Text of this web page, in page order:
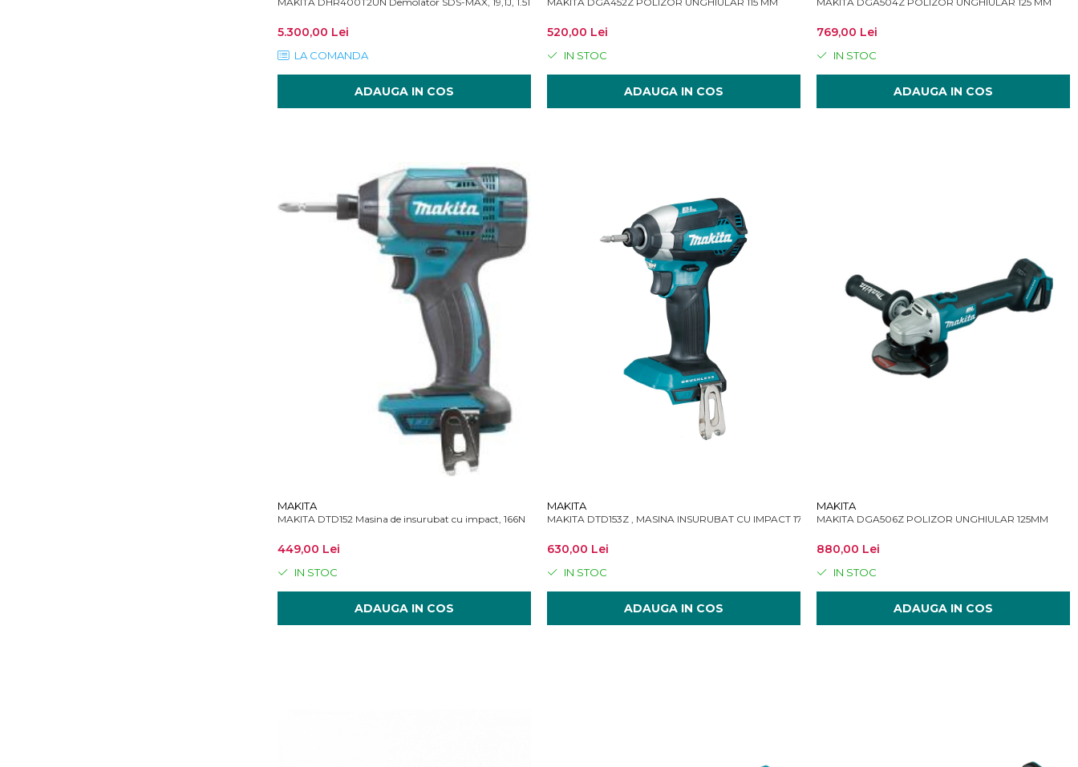
5.300,00 Lei
LA COMANDA
ADAUGA IN COS
520,00 Lei
IN STOC
ADAUGA IN COS
769,00 Lei
IN STOC
ADAUGA IN COS
MAKITA
MAKITA DTD152 Masina de insurubat cu impact, 166N
449,00 Lei
IN STOC
ADAUGA IN COS
MAKITA
MAKITA DTD153Z , MASINA INSURUBAT CU IMPACT 170 NM
630,00 Lei
IN STOC
ADAUGA IN COS
MAKITA
MAKITA DGA506Z POLIZOR UNGHIULAR 125MM
880,00 Lei
IN STOC
ADAUGA IN COS